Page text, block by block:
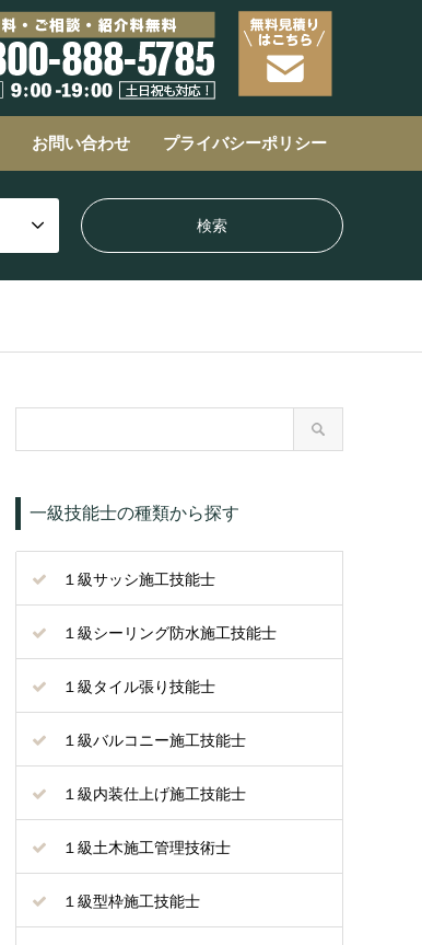
お問い合わせ プライバシーポリシー
一級技能士の種類から探す
１級サッシ施工技能士
１級シーリング防水施工技能士
１級タイル張り技能士
１級バルコニー施工技能士
１級内装仕上げ施工技能士
１級土木施工管理技術士
１級型枠施工技能士